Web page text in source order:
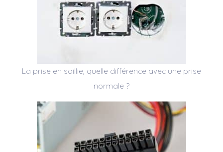
La prise en saillie, quelle différence avec une prise
normale ?